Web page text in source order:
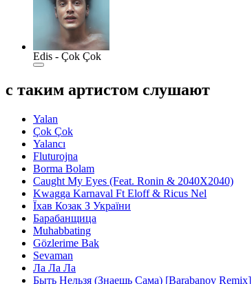
Edis - Çok Çok
с таким артистом слушают
Yalan
Çok Çok
Yalancı
Fluturojna
Borma Bolam
Caught My Eyes (Feat. Ronin & 2040X2040)
Kwagga Karnaval Ft Eloff & Ricus Nel
Їхав Козак З України
Барабанщица
Muhabbating
Gözlerime Bak
Sevaman
Ла Ла Ла
Быть Нельзя (Знаешь Сама) [Barabanov Remix]